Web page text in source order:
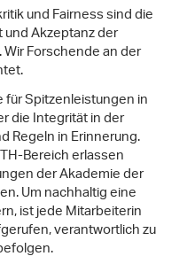
und Fairness sind die
Akzeptanz der
Forschende an der
für Spitzenleistungen in
die Integrität in der
Regeln in Erinnerung.
Bereich erlassen
der Akademie der
Um nachhaltig eine
ist jede Mitarbeiterin
verantwortlich zu